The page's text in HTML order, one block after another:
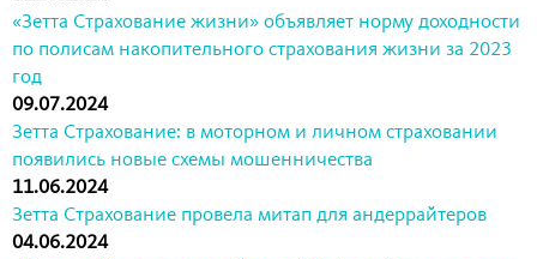
«Зетта Страхование жизни» объявляет норму доходности
по полисам накопительного страхования жизни за 2023
год
09.07.2024
Зетта Страхование: в моторном и личном страховании
появились новые схемы мошенничества
11.06.2024
Зетта Страхование провела митап для андеррайтеров
04.06.2024